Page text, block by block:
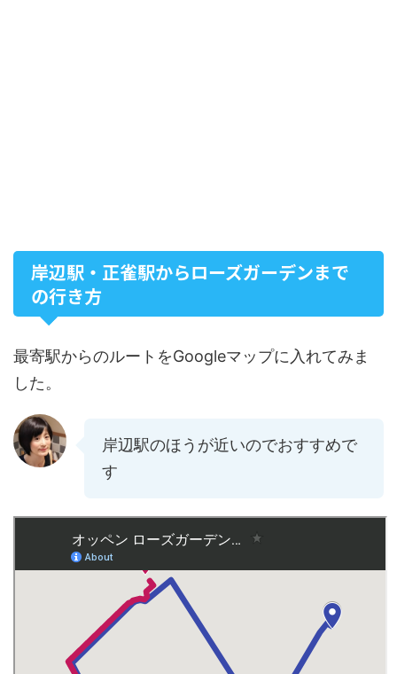
岸辺駅・正雀駅からローズガーデンまで
の行き方
最寄駅からのルートをGoogleマップに入れてみま
した。
岸辺駅のほうが近いのでおすすめで
す